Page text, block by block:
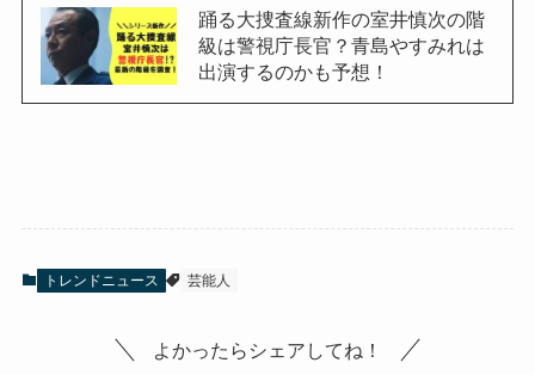
踊る大捜査線新作の室井慎次の階
級は警視庁長官？青島やすみれは
出演するのかも予想！
トレンドニュース 芸能人
よかったらシェアしてね！